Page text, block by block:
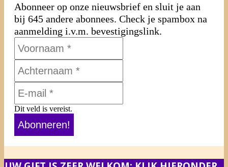
Abonneer op onze nieuwsbrief en sluit je aan
bij 645 andere abonnees. Check je spambox na
aanmelding i.v.m. bevestigingslink.
Dit veld is vereist.